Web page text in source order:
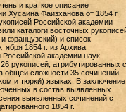
и краткое описание
Хусаина Фаизханова от 1854 г.,
Российской академии
каталоги восточных
французский) и список
1854 г. из Архива
академии наук.
рукописей, атрибутированных с
общей сложности 35 сочинений
и тюрки́) языках. В заключение
в состав выявленных
выявленных сочинений с
1854 г.